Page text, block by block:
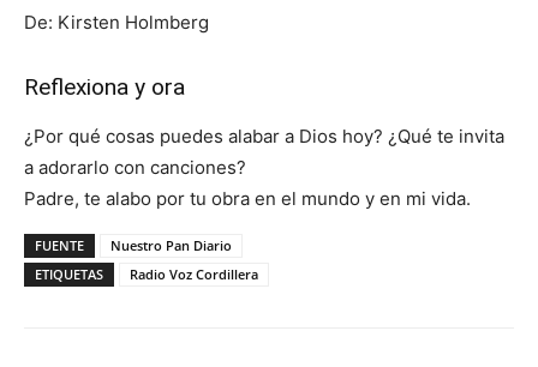
De: Kirsten Holmberg
Reflexiona y ora
¿Por qué cosas puedes alabar a Dios hoy? ¿Qué te invita
a adorarlo con canciones?
Padre, te alabo por tu obra en el mundo y en mi vida.
FUENTE
Nuestro Pan Diario
ETIQUETAS
Radio Voz Cordillera